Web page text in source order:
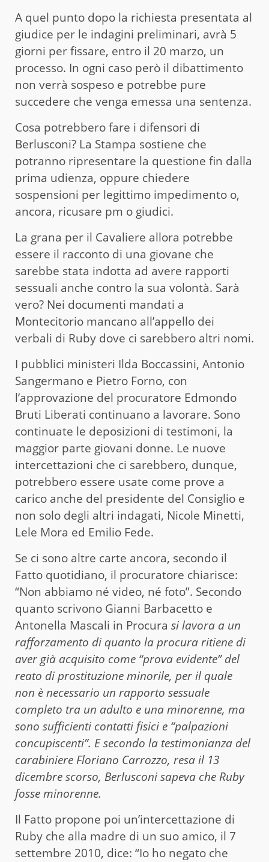
A quel punto dopo la richiesta presentata al
giudice per le indagini preliminari, avrà 5
giorni per fissare, entro il 20 marzo, un
processo. In ogni caso però il dibattimento
non verrà sospeso e potrebbe pure
succedere che venga emessa una sentenza.
Cosa potrebbero fare i difensori di
Berlusconi? La Stampa sostiene che
potranno ripresentare la questione fin dalla
prima udienza, oppure chiedere
sospensioni per legittimo impedimento o,
ancora, ricusare pm o giudici.
La grana per il Cavaliere allora potrebbe
essere il racconto di una giovane che
sarebbe stata indotta ad avere rapporti
sessuali anche contro la sua volontà. Sarà
vero? Nei documenti mandati a
Montecitorio mancano all’appello dei
verbali di Ruby dove ci sarebbero altri nomi.
I pubblici ministeri Ilda Boccassini, Antonio
Sangermano e Pietro Forno, con
l’approvazione del procuratore Edmondo
Bruti Liberati continuano a lavorare. Sono
continuate le deposizioni di testimoni, la
maggior parte giovani donne. Le nuove
intercettazioni che ci sarebbero, dunque,
potrebbero essere usate come prove a
carico anche del presidente del Consiglio e
non solo degli altri indagati, Nicole Minetti,
Lele Mora ed Emilio Fede.
Se ci sono altre carte ancora, secondo il
Fatto quotidiano, il procuratore chiarisce:
“Non abbiamo né video, né foto”. Secondo
quanto scrivono Gianni Barbacetto e
Antonella Mascali in Procura si lavora a un
rafforzamento di quanto la procura ritiene di
aver già acquisito come “prova evidente” del
reato di prostituzione minorile, per il quale
non è necessario un rapporto sessuale
completo tra un adulto e una minorenne, ma
sono sufficienti contatti fisici e “palpazioni
concupiscenti”. E secondo la testimonianza del
carabiniere Floriano Carrozzo, resa il 13
dicembre scorso, Berlusconi sapeva che Ruby
fosse minorenne.
Il Fatto propone poi un’intercettazione di
Ruby che alla madre di un suo amico, il 7
settembre 2010, dice: “Io ho negato che